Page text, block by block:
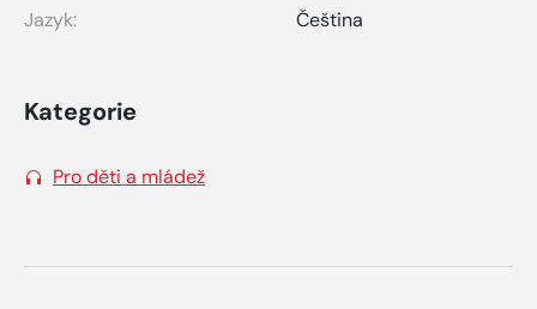
Jazyk:
Čeština
Kategorie
Pro děti a mládež